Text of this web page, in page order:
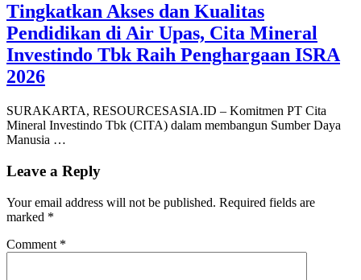
Tingkatkan Akses dan Kualitas
Pendidikan di Air Upas, Cita Mineral
Investindo Tbk Raih Penghargaan ISRA
2026
SURAKARTA, RESOURCESASIA.ID – Komitmen PT Cita
Mineral Investindo Tbk (CITA) dalam membangun Sumber Daya
Manusia …
Leave a Reply
Your email address will not be published. Required fields are
marked *
Comment *